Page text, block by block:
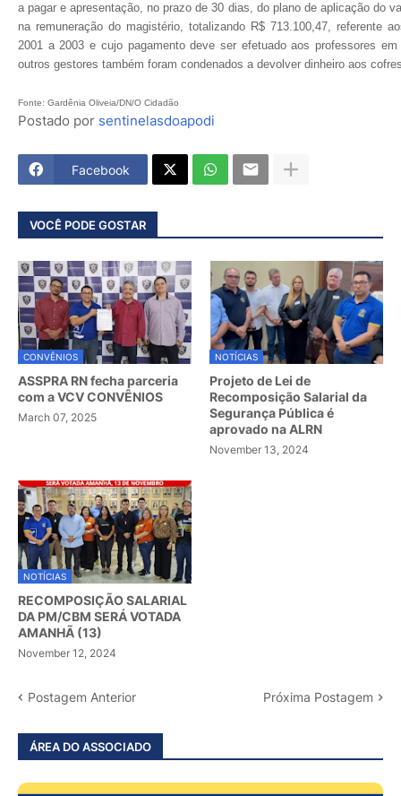
a pagar e apresentação, no prazo de 30 dias, do plano de aplicação do
na remuneração do magistério, totalizando R$ 713.100,47, referente
2001 a 2003 e cujo pagamento deve ser efetuado aos professores
outros gestores também foram condenados a devolver dinheiro aos
Fonte: Gardênia Oliveia/DN/O Cidadão
Postado por sentinelasdoapodi
Facebook
VOCÊ PODE GOSTAR
CONVÊNIOS
ASSPRA RN fecha parceria
com a VCV CONVÊNIOS
March 07, 2025
NOTÍCIAS
Projeto de Lei de
Recomposição Salarial da
Segurança Pública é
aprovado na ALRN
November 13, 2024
NOTÍCIAS
RECOMPOSIÇÃO SALARIAL
DA PM/CBM SERÁ VOTADA
AMANHÃ (13)
November 12, 2024
Postagem Anterior Próxima Postagem
ÁREA DO ASSOCIADO